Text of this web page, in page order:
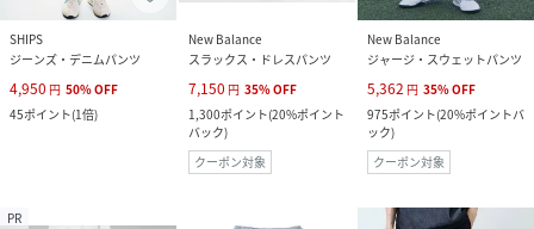
SHIPS
ジーンズ・デニムパンツ
4,950 円 50%OFF
45ポイント(1倍)
New Balance
スラックス・ドレスパンツ
7,150 円 35%OFF
1,300ポイント(20%ポイント
バック)
クーポン対象
New Balance
ジャージ・スウェットパンツ
5,362 円 35%OFF
975ポイント(20%ポイントバ
ック)
クーポン対象
PR